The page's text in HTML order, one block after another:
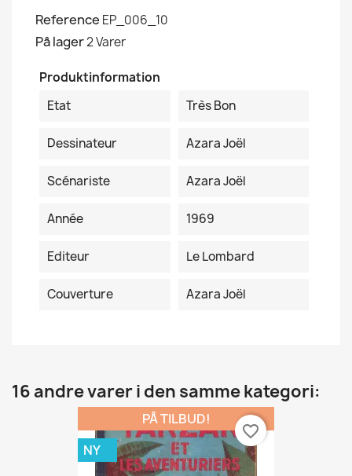
Reference EP_006_10
På lager2 Varer
Produktinformation
Etat
Très Bon
Dessinateur Azara Joël
Scénariste Azara Joël
Année 1969
Editeur Le Lombard
Couverture Azara Joël
16 andre varer i den samme kategori:
PÅ TILBUD!
NY
favorite_border